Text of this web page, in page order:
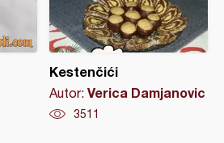
Kestenčići
Autor: Verica Damjanovic
3511